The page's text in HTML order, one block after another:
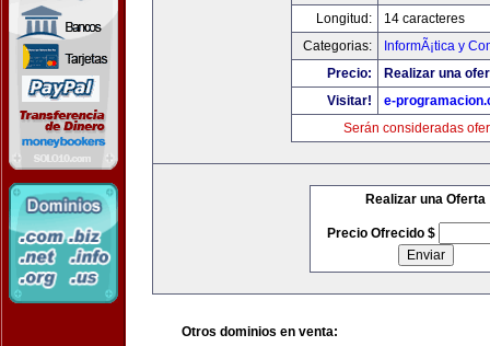
Longitud:
14 caracteres
Categorias:
InformÃ¡tica y
Precio:
Realizar una
Visitar!
e-
Serán consideradas
Realizar una Oferta
Precio Ofrecido $
Otros dominios en venta: